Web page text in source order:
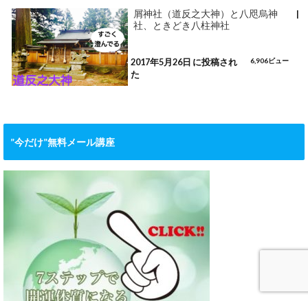
屑神社（道反之大神）と八咫烏神
社、ときどき八柱神社
6,906ビュー
|
2017年5月26日 に投稿され
た
”今だけ”無料メール講座